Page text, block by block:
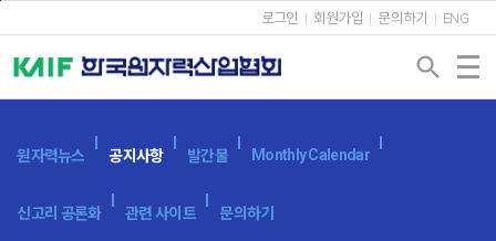
로그인 회원가입 문의하기 ENG
search
원자력뉴스 공지사항 발간물 Monthly Calendar
신고리 공론화 관련 사이트 문의하기